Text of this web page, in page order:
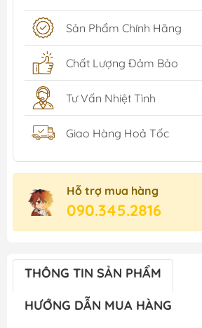
Sản Phẩm Chính Hãng
Chất Lượng Đảm Bảo
Tư Vấn Nhiệt Tình
Giao Hàng Hoả Tốc
Hỗ trợ mua hàng
090.345.2816
THÔNG TIN SẢN PHẨM
HƯỚNG DẪN MUA HÀNG